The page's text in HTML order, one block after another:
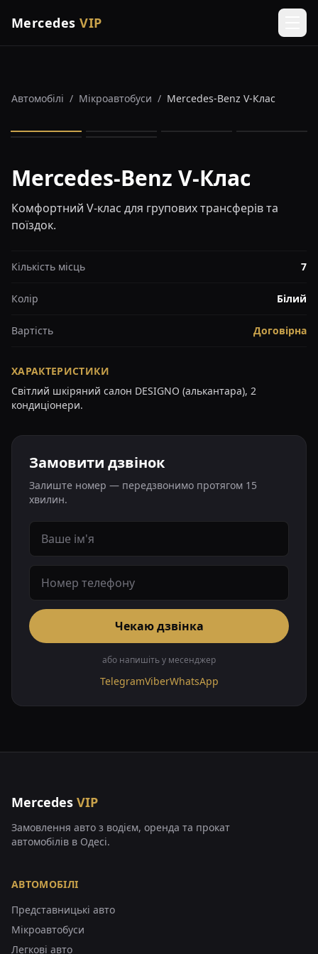
Mercedes VIP
Автомобілі / Мікроавтобуси / Mercedes-Benz V-Клас
1
Mercedes-Benz V-Клас
Комфортний V-клас для групових трансферів та
поїздок.
Кількість місць 7
Колір Білий
Вартість Договірна
ХАРАКТЕРИСТИКИ
Світлий шкіряний салон DESIGNO (алькантара), 2
кондиціонери.
Замовити дзвінок
Залиште номер — передзвонимо протягом 15
хвилин.
Чекаю дзвінка
або напишіть у месенджер
TelegramViberWhatsApp
Mercedes VIP
Замовлення авто з водієм, оренда та прокат
автомобілів в Одесі.
АВТОМОБІЛІ
Представницькі авто
Мікроавтобуси
Легкові авто